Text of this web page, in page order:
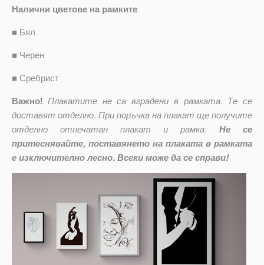
Налични цветове на рамките
■ Бял
■ Черен
■ Сребрист
Важно! Плакатите не са вградени в рамката. Те се
доставят отделно. При поръчка на плакат ще получите
отделно отпечатан плакат и рамка.
Не се
притеснявайте, поставянето на плаката в рамката
е изключително лесно. Всеки може да се справи!